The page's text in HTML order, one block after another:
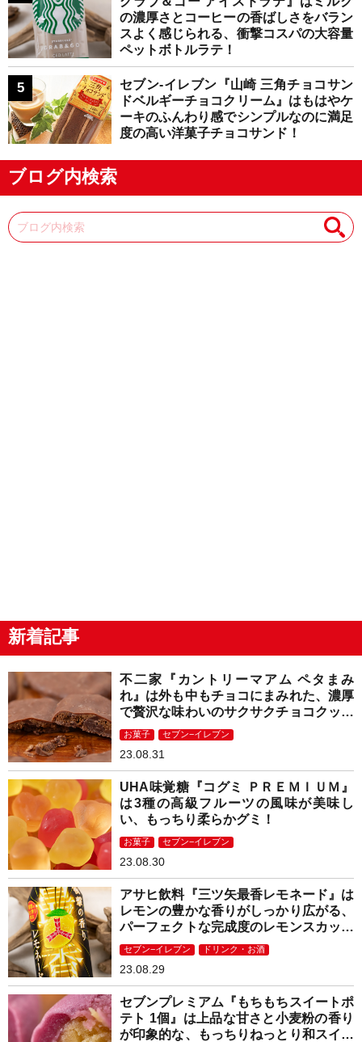
の濃厚さとコーヒーの香ばしさをバラン
スよく感じられる、衝撃コスパの大容量
ペットボトルラテ！
セブン-イレブン『山崎 三角チョコサン
ドベルギーチョコクリーム』はもはやケ
ーキのふんわり感でシンプルなのに満足
度の高い洋菓子チョコサンド！
ブログ内検索
新着記事
不二家『カントリーマアム ペタまみ
れ』は外も中もチョコにまみれた、濃厚
で贅沢な味わいのサクサクチョコクッキ
ー！
お菓子 セブン−イレブン
23.08.31
UHA味覚糖『コグミ ＰＲＥＭＩＵＭ』
は3種の高級フルーツの風味が美味し
い、もっちり柔らかグミ！
お菓子 セブン−イレブン
23.08.30
アサヒ飲料『三ツ矢最香レモネード』は
レモンの豊かな香りがしっかり広がる、
パーフェクトな完成度のレモンスカッシ
ュ！
セブン−イレブン ドリンク・お酒
23.08.29
セブンプレミアム『もちもちスイートポ
テト 1個』は上品な甘さと小麦粉の香り
が印象的な、もっちりねっとり和スイー